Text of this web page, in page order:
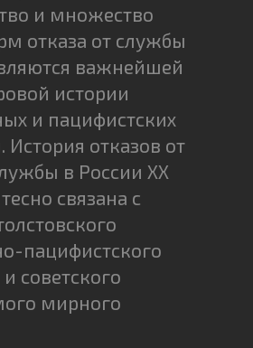
и множество
отказа от службы
важнейшей
истории
и пацифистских
отказов от
в России XX
связана с
пацифистского
советского
мирного